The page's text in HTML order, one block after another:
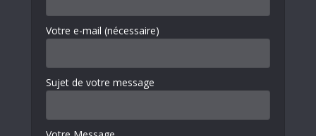
Votre e-mail (nécessaire)
Sujet de votre message